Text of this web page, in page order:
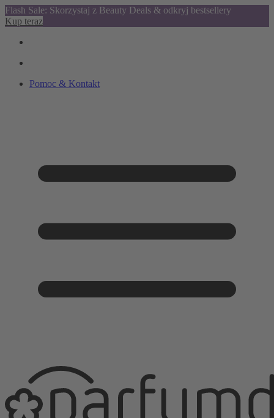
Flash Sale: Skorzystaj z Beauty Deals & odkryj bestsellery
Kup teraz
Pomoc & Kontakt